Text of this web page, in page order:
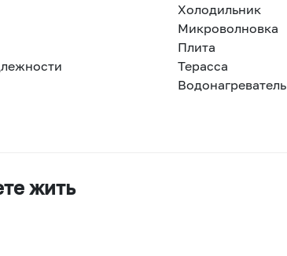
Холодильник
Микроволновка
Плита
Терасса
Водонагреватель
жить